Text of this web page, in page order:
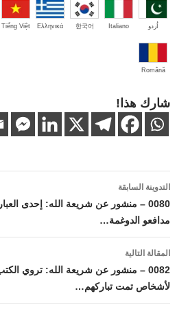
اُردو Italiano
한국어
Ελληνικά
Tiếng Việt
Română
شارك هذا!
تصفّح
المقالات
التدوينة السابقة
0080 – منشور عن شريعة الله: إحدى
مدافعو الدوغمة…
المقالة التالية
0082 – منشور عن شريعة الله: تروي
لأشخاص تمت تباركهم…